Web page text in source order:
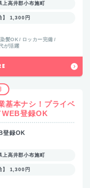
上高井郡小布施町
】 1,300円
染髪OK
ロッカー完備
が活躍
基本ナシ！プライベ
WEB登録OK
登録OK
上高井郡小布施町
】 1,300円